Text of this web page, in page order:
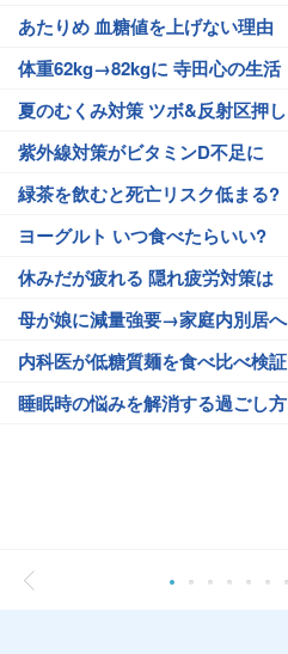
あたりめ 血糖値を上げない理由
体重62kg→82kgに 寺田心の生活
夏のむくみ対策 ツボ&反射区押し
紫外線対策がビタミンD不足に
緑茶を飲むと死亡リスク低まる?
ヨーグルト いつ食べたらいい?
休みだが疲れる 隠れ疲労対策は
母が娘に減量強要→家庭内別居へ
内科医が低糖質麺を食べ比べ検証
睡眠時の悩みを解消する過ごし方